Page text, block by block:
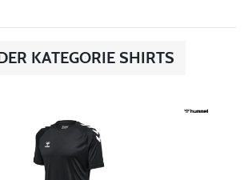
KATEGORIE SHIRTS